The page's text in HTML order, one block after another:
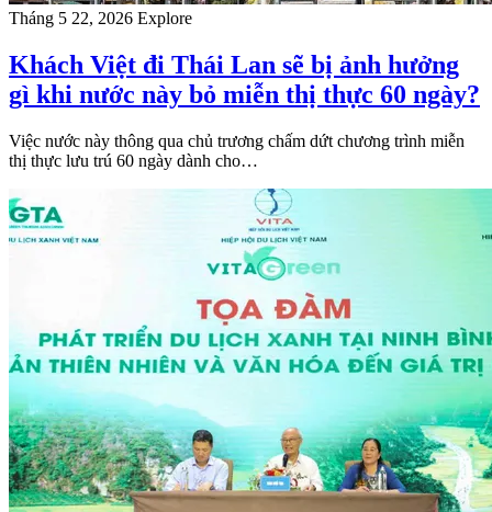
Tháng 5 22, 2026 Explore
Khách Việt đi Thái Lan sẽ bị ảnh hưởng
gì khi nước này bỏ miễn thị thực 60 ngày?
Việc nước này thông qua chủ trương chấm dứt chương trình miễn
thị thực lưu trú 60 ngày dành cho…